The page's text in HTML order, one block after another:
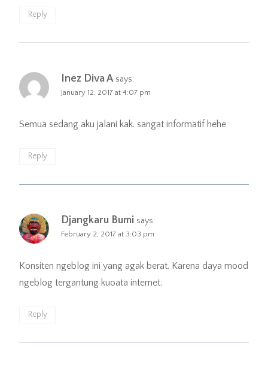
Reply
Inez Diva A says:
January 12, 2017 at 4:07 pm
Semua sedang aku jalani kak. sangat informatif hehe
Reply
Djangkaru Bumi says:
February 2, 2017 at 3:03 pm
Konsiten ngeblog ini yang agak berat. Karena daya mood
ngeblog tergantung kuoata internet.
Reply